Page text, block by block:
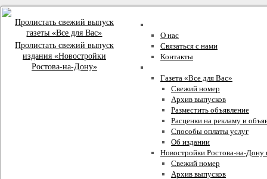
Пролистать свежий выпуск
газеты «Все для Вас»
Пролистать свежий выпуск
издания «Новостройки
Ростова-на-Дону»
О нас
Связаться с нами
Контакты
Газета «Все для Вас»
Свежий номер
Архив выпусков
Разместить объявление
Расценки на рекламу и
Способы оплаты услуг
Об издании
Новостройки Ростова-на-Дону
Свежий номер
Архив выпусков